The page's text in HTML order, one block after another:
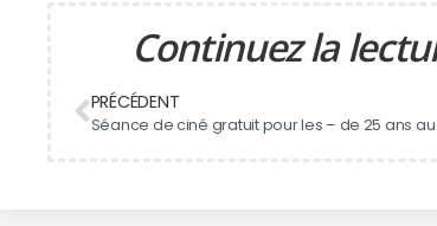
Continuez la
PRÉCÉDENT